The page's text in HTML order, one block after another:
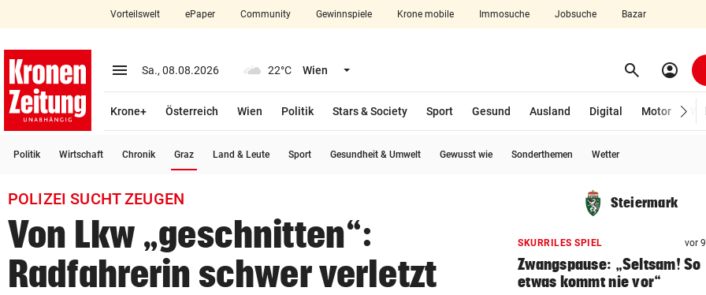
closeSchließen
account_circle Anmelden
arrow_right
bookmark
search
Suchbegriff
eingeben
Vorteilswelt ePaper Community Gewinnspiele Krone mobile Immosuche Jobsuche Bazar
menu Menü aufklappen
Sa., 08.08.2026 22°C Wien Menü aufklappen search Suchen
account_circle
Krone+ Österreich Wien Politik Stars & Society Sport Gesund Ausland Digital Motor
Politik Wirtschaft Chronik Graz Land & Leute Sport Gesundheit & Umwelt Gewusst wie Sonderthemen Wetter
POLIZEI SUCHT ZEUGEN
Von Lkw „geschnitten“:
Radfahrerin schwer verletzt
Steiermark
SKURRILES SPIEL vor
Zwangspause: „Seltsam! So
etwas kommt nie vor“